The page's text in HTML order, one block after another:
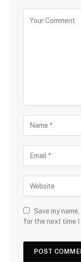
Save my
for the next time I